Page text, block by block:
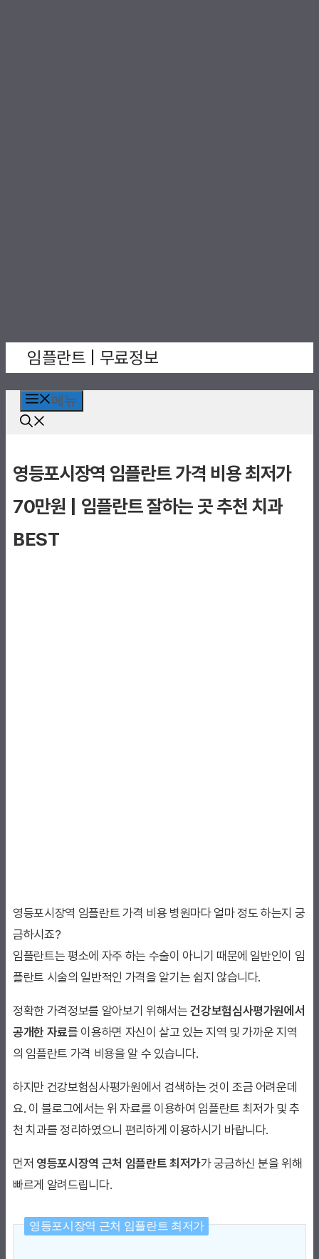
뛰
임플란트 | 무료정보
메뉴
영등포시장역 임플란트 가격 비용 최저가
70만원 | 임플란트 잘하는 곳 추천 치과
BEST
영등포시장역 임플란트 가격 비용 병원마다 얼마 정도 하는지 궁
금하시죠?
임플란트는 평소에 자주 하는 수술이 아니기 때문에 일반인이 임
플란트 시술의 일반적인 가격을 알기는 쉽지 않습니다.
정확한 가격정보를 알아보기 위해서는건강보험심사평가원에서
공개한 자료를 이용하면 자신이 살고 있는 지역 및 가까운 지역
의 임플란트 가격 비용을 알 수 있습니다.
하지만 건강보험심사평가원에서 검색하는 것이 조금 어려운데
요. 이 블로그에서는 위 자료를 이용하여 임플란트 최저가 및 추
천 치과를 정리하였으니 편리하게 이용하시기 바랍니다.
먼저 영등포시장역 근처 임플란트 최저가가 궁금하신 분을 위해
빠르게 알려드립니다.
영등포시장역 근처 임플란트 최저가